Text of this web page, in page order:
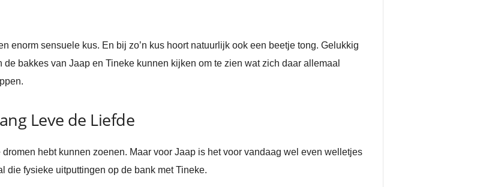
enorm sensuele kus. En bij zo’n kus hoort natuurlijk ook een beetje tong. Gelukkig
bakkes van Jaap en Tineke kunnen kijken om te zien wat zich daar allemaal
Leve de Liefde
hebt kunnen zoenen. Maar voor Jaap is het voor vandaag wel even welletjes
die fysieke uitputtingen op de bank met Tineke.